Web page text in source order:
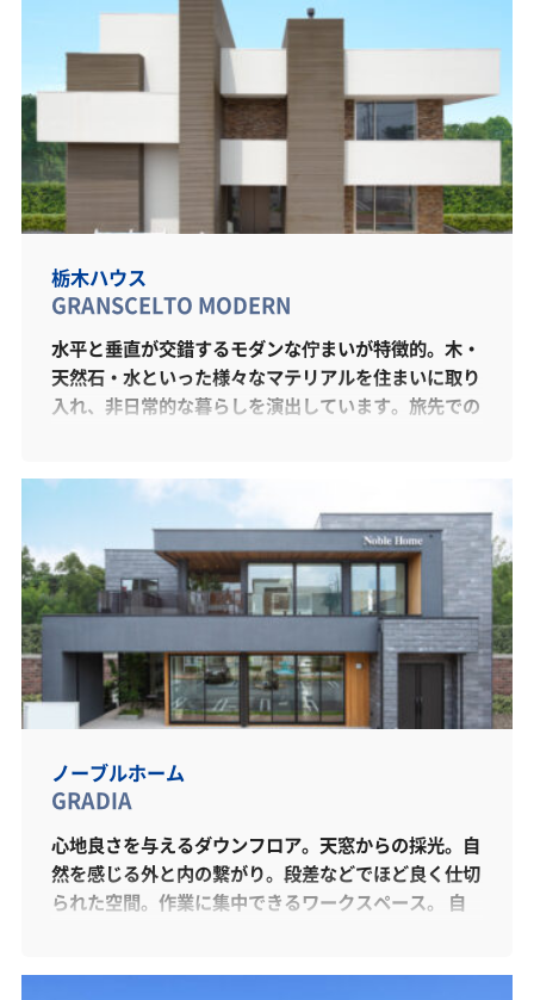
栃木ハウス
GRANSCELTO MODERN
水平と垂直が交錯するモダンな佇まいが特徴的。木・
天然石・水といった様々なマテリアルを住まいに取り
入れ、非日常的な暮らしを演出しています。旅先での
さ」と「機能性」を併せ持つデザインにも注目です。
ノーブルホーム
GRADIA
心地良さを与えるダウンフロア。天窓からの採光。自
然を感じる外と内の繋がり。段差などでほど良く仕切
られた空間。作業に集中できるワークスペース。 自